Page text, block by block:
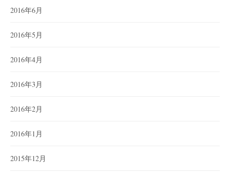
2016年6月
2016年5月
2016年4月
2016年3月
2016年2月
2016年1月
2015年12月